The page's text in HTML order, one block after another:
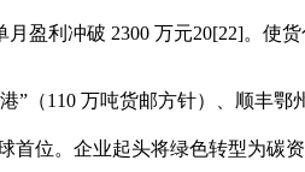
盈利冲破 2300 万元20[22]。使货
110 万吨货邮方针）、顺丰鄂
位。企业起头将绿色转型为碳